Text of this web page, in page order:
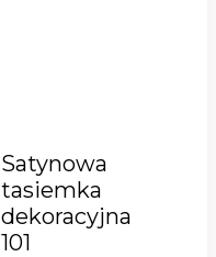
Satynowa
tasiemka
dekoracyjna
101